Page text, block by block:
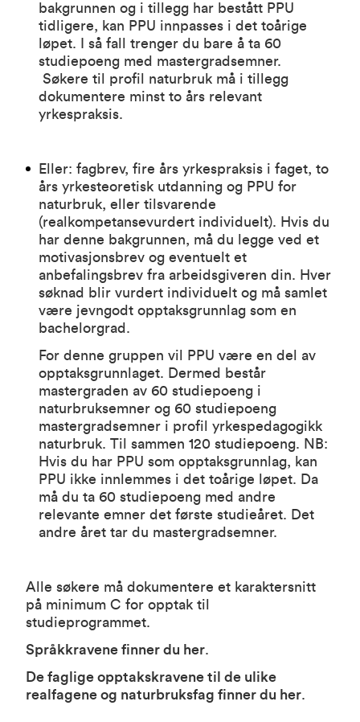
bakgrunnen og i tillegg har bestått PPU
tidligere, kan PPU innpasses i det toårige
løpet. I så fall trenger du bare å ta 60
studiepoeng med mastergradsemner.
Søkere til profil naturbruk må i tillegg
dokumentere minstto års relevant
yrkespraksis.
Eller: fagbrev, fire års yrkespraksis i faget, to
års yrkesteoretisk utdanning og PPU for
naturbruk, eller tilsvarende
(realkompetansevurdert individuelt). Hvis du
har denne bakgrunnen, må du legge ved et
motivasjonsbrev og eventuelt et
anbefalingsbrev fra arbeidsgiveren din. Hver
søknad blir vurdert individuelt og må samlet
være jevngodt opptaksgrunnlag som en
bachelorgrad.
For denne gruppen vil PPU være en del av
opptaksgrunnlaget. Dermed består
mastergraden av 60 studiepoeng i
naturbruksemner og 60 studiepoeng
mastergradsemner i profil yrkespedagogikk
naturbruk. Til sammen 120 studiepoeng. NB:
Hvis du har PPU som opptaksgrunnlag, kan
PPU ikke innlemmes i det toårige løpet. Da
må du ta 60 studiepoeng med andre
relevante emner det første studieåret. Det
andre året tar du mastergradsemner.
Alle søkere må dokumentere et karaktersnitt
på minimum C for opptak til
studieprogrammet.
Språkkravene finner du her.
De faglige opptakskravene til de ulike
realfagene og naturbruksfag finner du her.